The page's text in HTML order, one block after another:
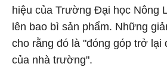
hiệu của Trường Đại học Nông
lên bao bì sản phẩm. Những
cho rằng đó là "đóng góp trở
của nhà trường".